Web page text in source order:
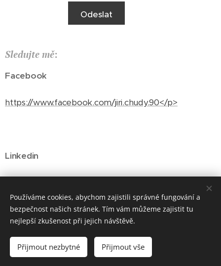
Odeslat
Sledujte mě:
Facebook
https://www.facebook.com/jiri.chudy.90</p>
Linkedin
© 2023 ChemieJinak. Všechna práva vyhrazena.
Vytvořeno službou Webnode
Používáme cookies, abychom zajistili správné fungování a
bezpečnost našich stránek. Tím vám můžeme zajistit tu
nejlepší zkušenost při jejich návštěvě.
Přijmout nezbytné Přijmout vše